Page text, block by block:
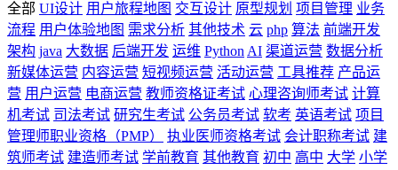
全部 UI设计 用户旅程地图 交互设计 原型规划 项目管理 业务
流程 用户体验地图 需求分析 其他技术 云 php 算法 前端开发
架构 java 大数据 后端开发 运维 Python AI 渠道运营 数据分析
新媒体运营 内容运营 短视频运营 活动运营 工具推荐 产品运
营 用户运营 电商运营 教师资格证考试 心理咨询师考试 计算
机考试 司法考试 研究生考试 公务员考试 软考 英语考试 项目
管理师职业资格（PMP）
执业医师资格考试 会计职称考试 建
筑师考试 建造师考试 学前教育 其他教育 初中 高中 大学 小学